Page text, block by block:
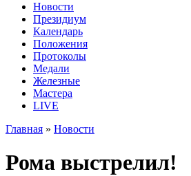
Новости
Президиум
Календарь
Положения
Протоколы
Медали
Железные
Мастера
LIVE
Главная » Новости
Рома выстрелил!